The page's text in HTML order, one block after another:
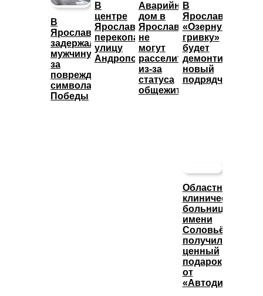
В
Ярославле
задержали
мужчину
за
повреждение
символа
Победы
В
центре
Ярославля
перекопали
улицу
Андропова
Аварийный
дом в
Ярославле
не
могут
расселить
из-за
статуса
общежития
В
Ярославле
«Озерную
гривку»
будет
демонтировать
новый
подрядчик
Областная
клиническая
больница
имени
Соловьёва
получила
ценный
подарок
от
«Автодизеля»